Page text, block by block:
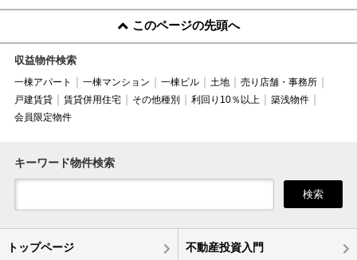
このページの先頭へ
収益物件検索
一棟アパート 一棟マンション 一棟ビル 土地
売り店舗・事務所
戸建賃貸
賃貸併用住宅 その他種別 利回り10％以上
築浅物件
会員限定物件
キーワード物件検索
検索
トップページ 不動産投資入門